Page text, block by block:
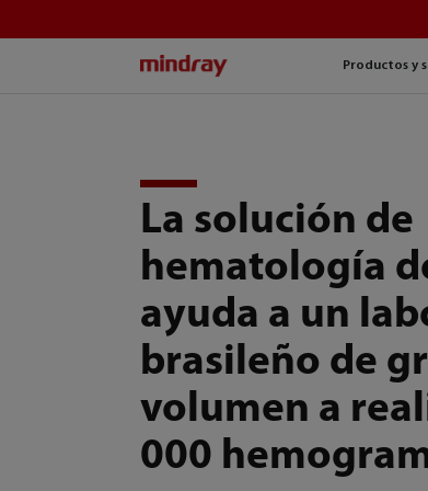
Productos y
La solución de
hematología
ayuda a un
brasileño de
volumen a
000